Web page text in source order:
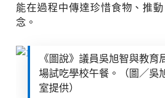
能在過程中傳達珍惜食物、推
念。
《圖說》議員吳旭智與教育
場試吃學校午餐。（圖／吳
室提供）